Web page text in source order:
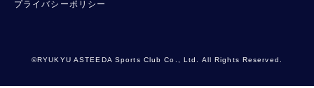
プライバシーポリシー
©RYUKYU ASTEEDA Sports Club Co., Ltd. All Rights Reserved.